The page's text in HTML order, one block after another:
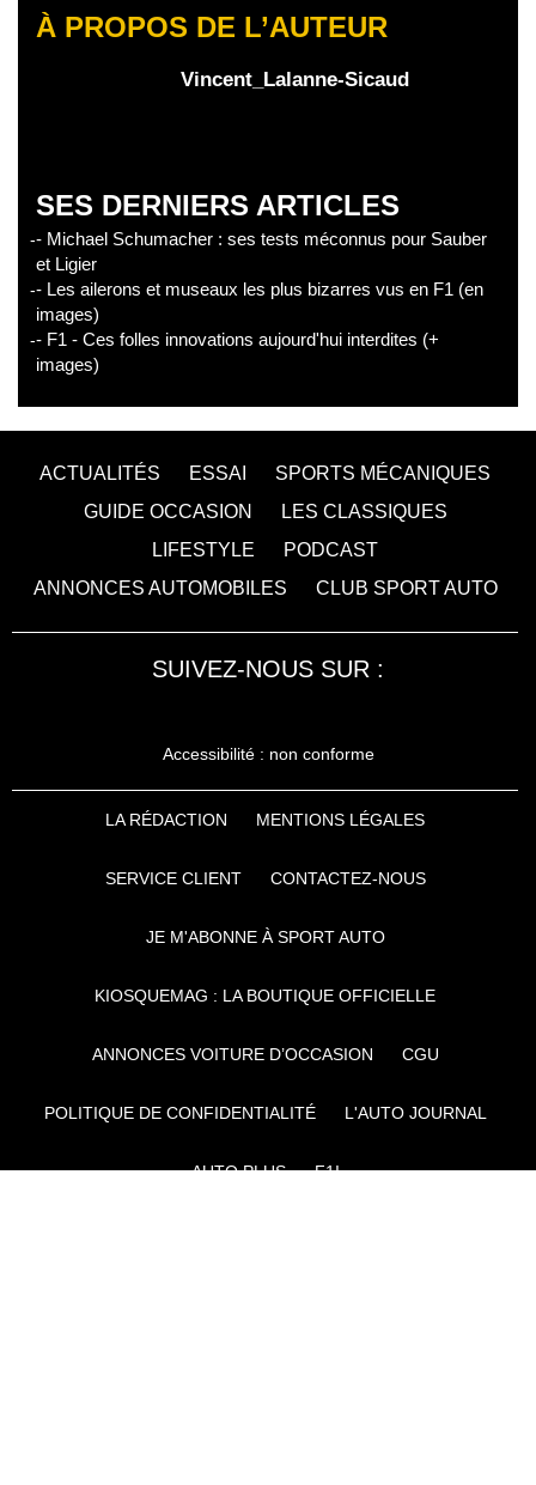
À PROPOS DE L’AUTEUR
Vincent_Lalanne-Sicaud
SES DERNIERS ARTICLES
- Michael Schumacher : ses tests méconnus pour Sauber
et Ligier
- Les ailerons et museaux les plus bizarres vus en F1 (en
images)
- F1 - Ces folles innovations aujourd'hui interdites (+
images)
ACTUALITÉS ESSAI
SPORTS MÉCANIQUES
GUIDE OCCASION
LES CLASSIQUES
LIFESTYLE
PODCAST
ANNONCES AUTOMOBILES
CLUB SPORT AUTO
SUIVEZ-NOUS SUR :
Accessibilité : non conforme
LA RÉDACTION MENTIONS LÉGALES
SERVICE CLIENT CONTACTEZ-NOUS
JE M'ABONNE À SPORT AUTO
KIOSQUEMAG : LA BOUTIQUE OFFICIELLE
ANNONCES VOITURE D’OCCASION CGU
POLITIQUE DE CONFIDENTIALITÉ L'AUTO JOURNAL
AUTO PLUS F1I